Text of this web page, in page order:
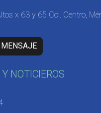
x 63 y 65 Col. Centro,
NOTICIEROS